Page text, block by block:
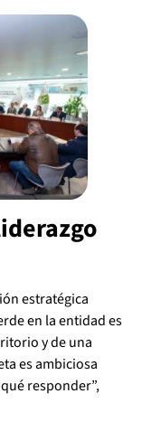
estratégica
en la entidad es
y de una
es ambiciosa
responder”,